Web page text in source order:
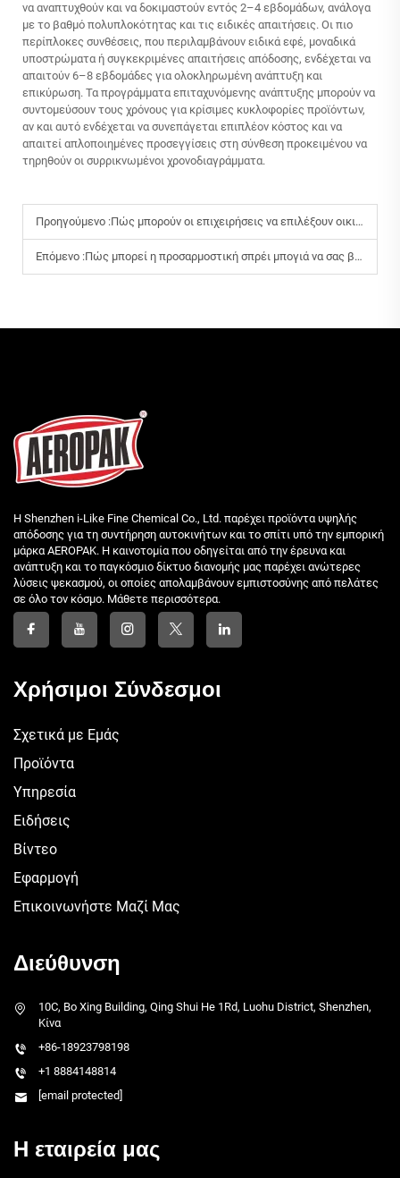
να αναπτυχθούν και να δοκιμαστούν εντός 2–4 εβδομάδων, ανάλογα
με το βαθμό πολυπλοκότητας και τις ειδικές απαιτήσεις. Οι πιο
περίπλοκες συνθέσεις, που περιλαμβάνουν ειδικά εφέ, μοναδικά
υποστρώματα ή συγκεκριμένες απαιτήσεις απόδοσης, ενδέχεται να
απαιτούν 6–8 εβδομάδες για ολοκληρωμένη ανάπτυξη και
επικύρωση. Τα προγράμματα επιταχυνόμενης ανάπτυξης μπορούν να
συντομεύσουν τους χρόνους για κρίσιμες κυκλοφορίες προϊόντων,
αν και αυτό ενδέχεται να συνεπάγεται επιπλέον κόστος και να
απαιτεί απλοποιημένες προσεγγίσεις στη σύνθεση προκειμένου να
τηρηθούν οι συρρικνωμένοι χρονοδιαγράμματα.
Προηγούμενο :Πώς μπορούν οι επιχειρήσεις να επιλέξουν οικιακά προϊόντα που ανταποκρίνονται στα πρότυπα βιωσιμότητας;
Επόμενο :Πώς μπορεί η προσαρμοστική σπρέι μπογιά να σας βοηθήσει να επιτύχετε επαγγελματικά αποτελέσματα;
Η Shenzhen i-Like Fine Chemical Co., Ltd. παρέχει προϊόντα υψηλής
απόδοσης για τη συντήρηση αυτοκινήτων και το σπίτι υπό την εμπορική
μάρκα AEROPAK. Η καινοτομία που οδηγείται από την έρευνα και
ανάπτυξη και το παγκόσμιο δίκτυο διανομής μας παρέχει ανώτερες
λύσεις ψεκασμού, οι οποίες απολαμβάνουν εμπιστοσύνης από πελάτες
σε όλο τον κόσμο. Μάθετε περισσότερα.
Χρήσιμοι Σύνδεσμοι
Σχετικά με Εμάς
Προϊόντα
Υπηρεσία
Ειδήσεις
Βίντεο
Εφαρμογή
Επικοινωνήστε Μαζί Μας
Διεύθυνση
10C, Bo Xing Building, Qing Shui He 1Rd, Luohu District, Shenzhen,
Κίνα
+86-18923798198
+1 8884148814
[email protected]
Η εταιρεία μας